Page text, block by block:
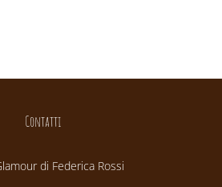
Contatti
di Federica Rossi